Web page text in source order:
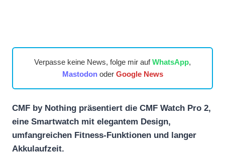
Verpasse keine News, folge mir aufWhatsApp,
Mastodonoder Google News
CMF by Nothing präsentiert die CMF Watch Pro 2,
eine Smartwatch mit elegantem Design,
umfangreichen Fitness-Funktionen und langer
Akkulaufzeit.